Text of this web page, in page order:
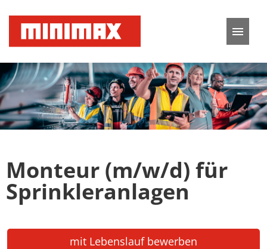
Deutsch Englisch
Stellenangebote
Karriere
FAQ
Monteur (m/w/d) für
Sprinkleranlagen
mit Lebenslauf bewerben